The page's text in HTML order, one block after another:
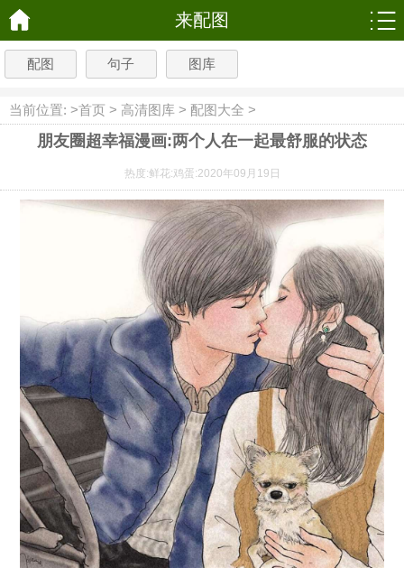
来配图
配图 句子 图库
当前位置: >首页 > 高清图库 > 配图大全 >
朋友圈超幸福漫画:两个人在一起最舒服的状态
热度:鲜花:鸡蛋:2020年09月19日